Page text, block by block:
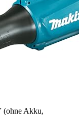
(ohne Akku,